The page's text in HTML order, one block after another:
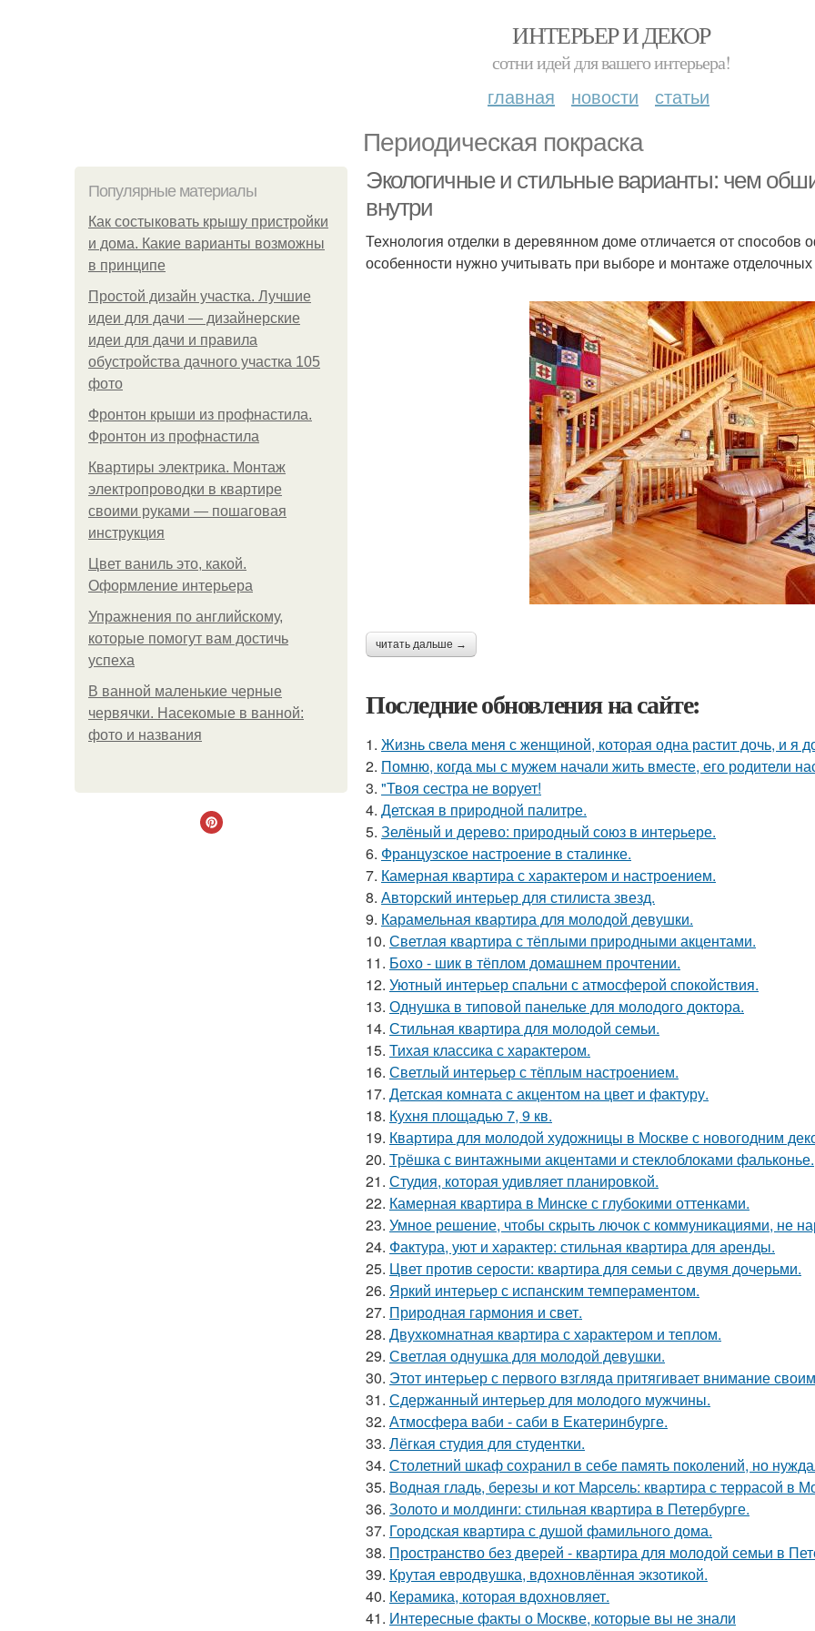
ИНТЕРЬЕР И ДЕКОР
сотни идей для вашего интерьера!
главная новости статьи
Периодическая покраска
Популярные материалы
Как состыковать крышу пристройки
и дома. Какие варианты возможны
в принципе
Простой дизайн участка. Лучшие
идеи для дачи — дизайнерские
идеи для дачи и правила
обустройства дачного участка 105
фото
Фронтон крыши из профнастила.
Фронтон из профнастила
Квартиры электрика. Монтаж
электропроводки в квартире
своими руками — пошаговая
инструкция
Цвет ваниль это, какой.
Оформление интерьера
Упражнения по английскому,
которые помогут вам достичь
успеха
В ванной маленькие черные
червячки. Насекомые в ванной:
фото и названия
Экологичные и стильные варианты: чем
внутри
Технология отделки в деревянном доме отличается от
особенности нужно учитывать при выборе и монтаже
читать дальше →
Последние обновления на сайте:
1. Жизнь свела меня с женщиной, которая одна растит дочь, и я
2. Помню, когда мы с мужем начали жить вместе, его родители
3. "Твоя сестра не ворует!
4. Детская в природной палитре.
5. Зелёный и дерево: природный союз в интерьере.
6. Французское настроение в сталинке.
7. Камерная квартира с характером и настроением.
8. Авторский интерьер для стилиста звезд.
9. Карамельная квартира для молодой девушки.
10. Светлая квартира с тёплыми природными акцентами.
11. Бохо - шик в тёплом домашнем прочтении.
12. Уютный интерьер спальни с атмосферой спокойствия.
13. Однушка в типовой панельке для молодого доктора.
14. Стильная квартира для молодой семьи.
15. Тихая классика с характером.
16. Светлый интерьер с тёплым настроением.
17. Детская комната с акцентом на цвет и фактуру.
18. Кухня площадью 7, 9 кв.
19. Квартира для молодой художницы в Москве с новогодним
20. Трёшка с винтажными акцентами и стеклоблоками фальконье.
21. Студия, которая удивляет планировкой.
22. Камерная квартира в Минске с глубокими оттенками.
23. Умное решение, чтобы скрыть лючок с коммуникациями, не
24. Фактура, уют и характер: стильная квартира для аренды.
25. Цвет против серости: квартира для семьи с двумя дочерьми.
26. Яркий интерьер с испанским темпераментом.
27. Природная гармония и свет.
28. Двухкомнатная квартира с характером и теплом.
29. Светлая однушка для молодой девушки.
30. Этот интерьер с первого взгляда притягивает внимание
31. Сдержанный интерьер для молодого мужчины.
32. Атмосфера ваби - саби в Екатеринбурге.
33. Лёгкая студия для студентки.
34. Столетний шкаф сохранил в себе память поколений, но
35. Водная гладь, березы и кот Марсель: квартира с террасой в
36. Золото и молдинги: стильная квартира в Петербурге.
37. Городская квартира с душой фамильного дома.
38. Пространство без дверей - квартира для молодой семьи в
39. Крутая евродвушка, вдохновлённая экзотикой.
40. Керамика, которая вдохновляет.
41. Интересные факты о Москве, которые вы не знали